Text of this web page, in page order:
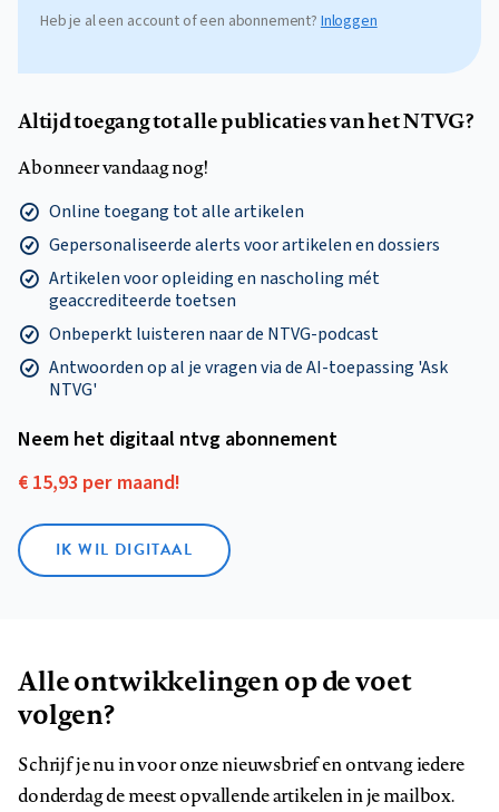
Heb je al een account of een abonnement?Inloggen
Altijd toegang tot alle publicaties van het NTVG?
Abonneer vandaag nog!
Online toegang tot alle artikelen
Gepersonaliseerde alerts voor artikelen en dossiers
Artikelen voor opleiding en nascholing mét
geaccrediteerde toetsen
Onbeperkt luisteren naar de NTVG-podcast
Antwoorden op al je vragen via de AI-toepassing 'Ask
NTVG'
Neem het digitaal ntvg abonnement
€ 15,93 per maand!
IK WIL DIGITAAL
Alle ontwikkelingen op de voet
volgen?
Schrijf je nu in voor onze nieuwsbrief en ontvang iedere
donderdag de meest opvallende artikelen in je mailbox.